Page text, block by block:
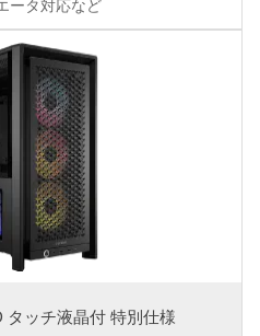
ータ対応など
タッチ液晶付 特別仕様